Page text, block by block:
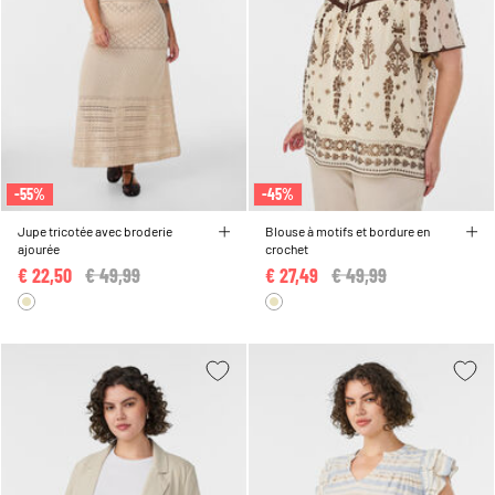
-55%
Jupe tricotée avec broderie
ajourée
Price reduced from
€ 49,99
€ 22,50
-45%
Blouse à motifs et bordure en
crochet
Price reduced from
€ 49,99
€ 27,49